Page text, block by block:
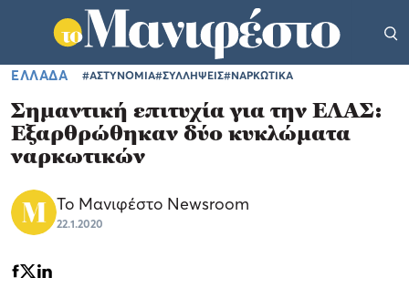
ΕΛΛΑΔΑ #ΑΣΤΥΝΟΜΙΑ#ΣΥΛΛΗΨΕΙΣ#ΝΑΡΚΩΤΙΚΑ
Σημαντική επιτυχία για την ΕΛΑΣ:
Εξαρθρώθηκαν δύο κυκλώματα
ναρκωτικών
Το Μανιφέστο Newsroom
22.1.2020